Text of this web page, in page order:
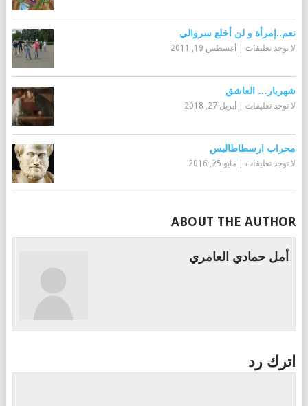
نعم..إمرأة و لن أخلع سروالي
لا توجد تعليقات أغسطس 19, 2011
شهريار… العاشق
لا توجد تعليقات أبريل 27, 2018
محراب ارسطاطاليس
لا توجد تعليقات مايو 25, 2016
ABOUT THE AUTHOR
أمل حمادي العامري
اترك رد